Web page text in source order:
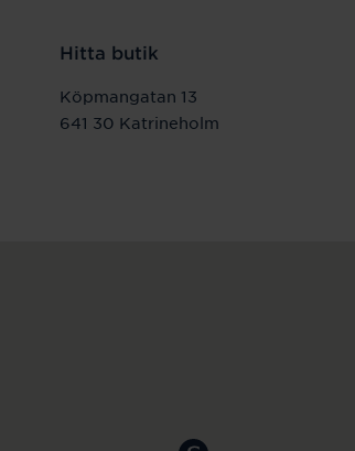
Hitta butik
Köpmangatan 13
641 30 Katrineholm